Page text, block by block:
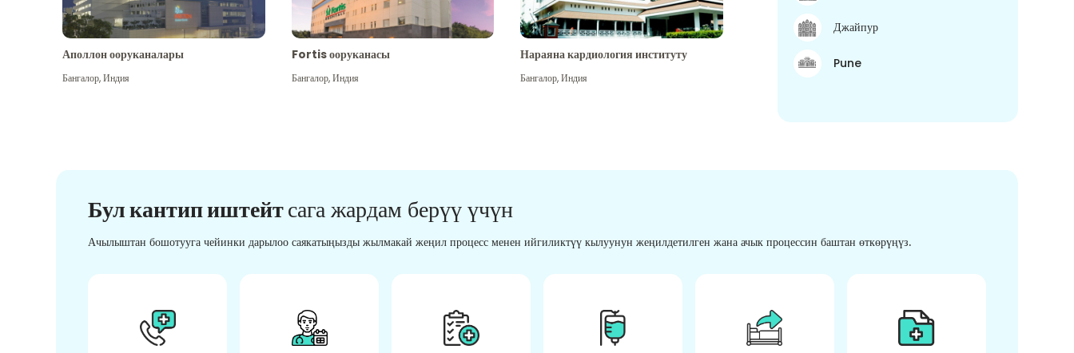
Аполлон ооруканалары
Бангалор,Индия
Fortis ооруканасы
Бангалор,Индия
Нараяна кардиология институту
Бангалор,Индия
Джайпур
Pune
Бул кантип иштейтсага жардам берүү үчүн
Ачылыштан бошотууга чейинки дарылоо саякатыңызды жылмакай жеңил процесс менен ийгиликтүү кылуунун жеңилдетилген жана ачык процессин баштан өткөрүңүз.